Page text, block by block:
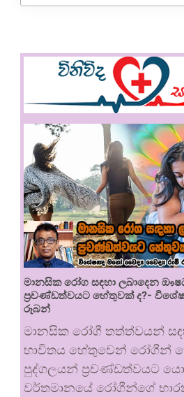
මානසික රෝග සඳහා ලබාදෙන
ප්‍රචණ්ඩත්වයට හේතුවක් ද?-
රූබන්
මානසික රෝගී තත්ත්වයන්
භාවිතය හේතුවෙන් රෝගීන්
පුද්ගලයන් ප්‍රචණ්ඩත්වයට
වර්තමානයේ රෝගීන්ගේ